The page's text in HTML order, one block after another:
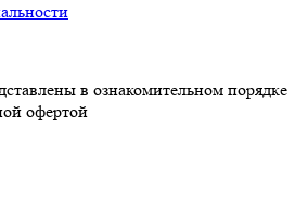
в ознакомительном порядке
офертой